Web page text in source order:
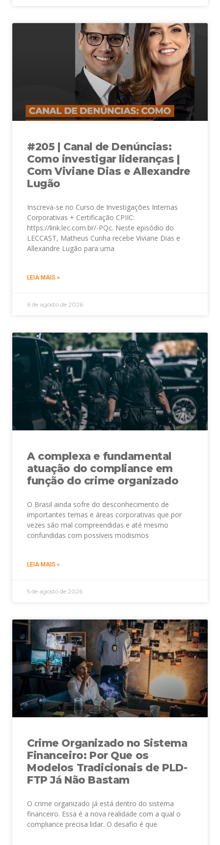
#205 | Canal de Denúncias:
Como investigar lideranças |
Com Viviane Dias e Allexandre
Lugão
Inscreva-se no Curso de Investigações Internas
Corporativas + Certificação CPIIC:
https://link.lec.com.br/-PQc. Neste episódio do
LECCAST, Matheus Cunha recebe Viviane Dias e
Allexandre Lugão para uma
LEIA MAIS »
6 de agosto de 2026
A complexa e fundamental
atuação do compliance em
função do crime organizado
O Brasil ainda sofre do desconhecimento de
importantes temas e áreas corporativas que por
vezes são mal compreendidas e até mesmo
confundidas com possíveis modismos
LEIA MAIS »
5 de agosto de 2026
Crime Organizado no Sistema
Financeiro: Por Que os
Modelos Tradicionais de PLD-
FTP Já Não Bastam
O crime organizado já está dentro do sistema
financeiro. Essa é a nova realidade com a qual o
compliance precisa lidar. O desafio é que